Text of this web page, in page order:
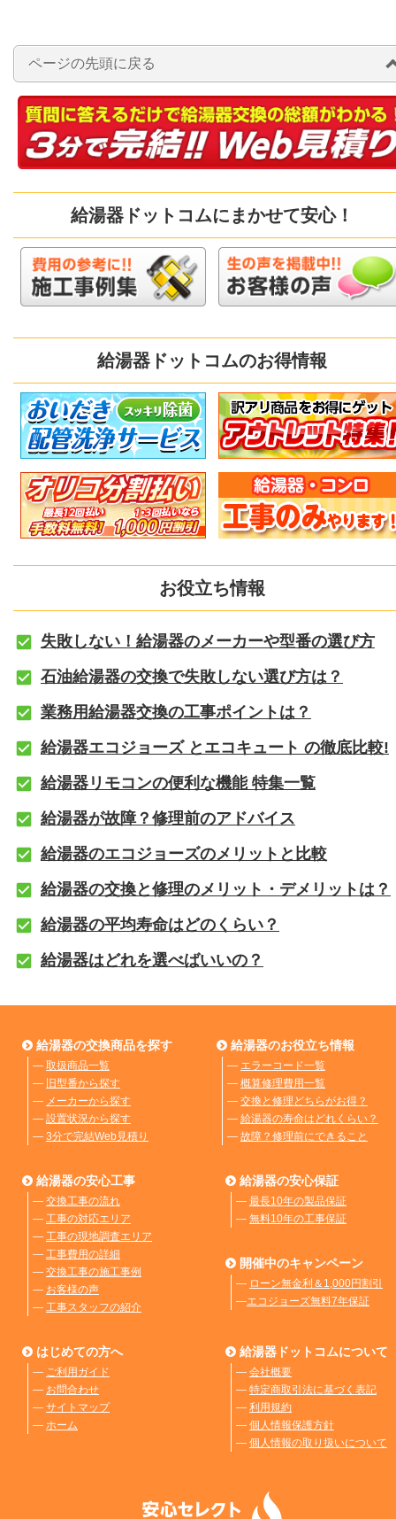
ページの先頭に戻る
給湯器ドットコムにまかせて安心！
給湯器ドットコムのお得情報
お役立ち情報
失敗しない！給湯器のメーカーや型番の選び方
石油給湯器の交換で失敗しない選び方は？
業務用給湯器交換の工事ポイントは？
給湯器エコジョーズ とエコキュート の徹底比較!
給湯器リモコンの便利な機能 特集一覧
給湯器が故障？修理前のアドバイス
給湯器のエコジョーズのメリットと比較
給湯器の交換と修理のメリット・デメリットは？
給湯器の平均寿命はどのくらい？
給湯器はどれを選べばいいの？
給湯器の交換商品を探す
― 取扱商品一覧
― 旧型番から探す
― メーカーから探す
― 設置状況から探す
― 3分で完結Web見積り
給湯器のお役立ち情報
― エラーコード一覧
― 概算修理費用一覧
― 交換と修理どちらがお得？
― 給湯器の寿命はどれくらい？
― 故障？修理前にできること
給湯器の安心工事
― 交換工事の流れ
― 工事の対応エリア
― 工事の現地調査エリア
― 工事費用の詳細
― 交換工事の施工事例
― お客様の声
― 工事スタッフの紹介
給湯器の安心保証
― 最長10年の製品保証
― 無料10年の工事保証
開催中のキャンペーン
― ローン無金利＆1,000円割引
―エコジョーズ無料7年保証
はじめての方へ
― ご利用ガイド
― お問合わせ
― サイトマップ
― ホーム
給湯器ドットコムについて
― 会社概要
― 特定商取引法に基づく表記
― 利用規約
― 個人情報保護方針
― 個人情報の取り扱いについて